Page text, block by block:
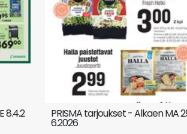
8.4.2 PRISMA tarjoukset - Alkaen MA
6.2026